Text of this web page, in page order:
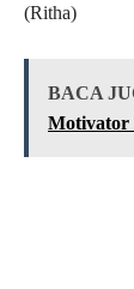
(Ritha)
BACA
Motivator